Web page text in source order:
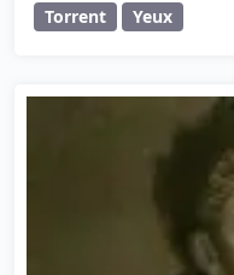
Torrent
Yeux